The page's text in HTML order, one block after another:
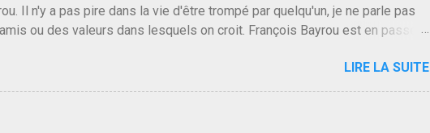
Il n'y a pas pire dans la vie d'être trompé par quelqu'un, je ne parle pas
ou des valeurs dans lesquels on croit. François Bayrou est en passe
molle plus proche de Sarkozy que de Hollande, sinon il serait candidat
mais quand on écoutait ses discours critiques presque sincères
LIRE LA SUITE